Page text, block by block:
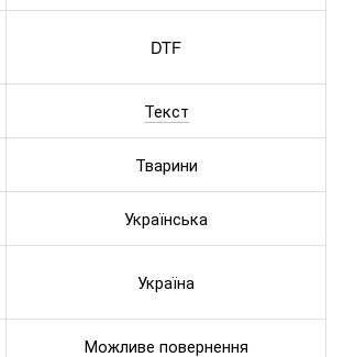
DTF
Текст
Тварини
Українська
Україна
Можливе повернення